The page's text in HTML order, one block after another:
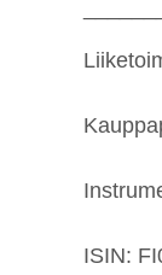
ISIN: